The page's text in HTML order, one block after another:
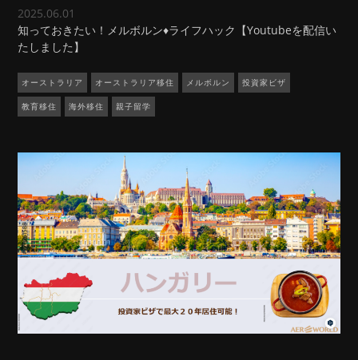
2025.06.01
知っておきたい！メルボルン♦ライフハック【Youtubeを配信い
たしました】
オーストラリア オーストラリア移住 メルボルン 投資家ビザ
教育移住 海外移住 親子留学